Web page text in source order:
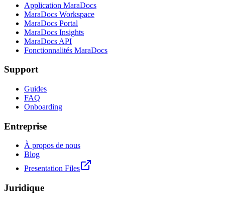
Application MaraDocs
MaraDocs Workspace
MaraDocs Portal
MaraDocs Insights
MaraDocs API
Fonctionnalités MaraDocs
Support
Guides
FAQ
Onboarding
Entreprise
À propos de nous
Blog
Presentation Files
Juridique